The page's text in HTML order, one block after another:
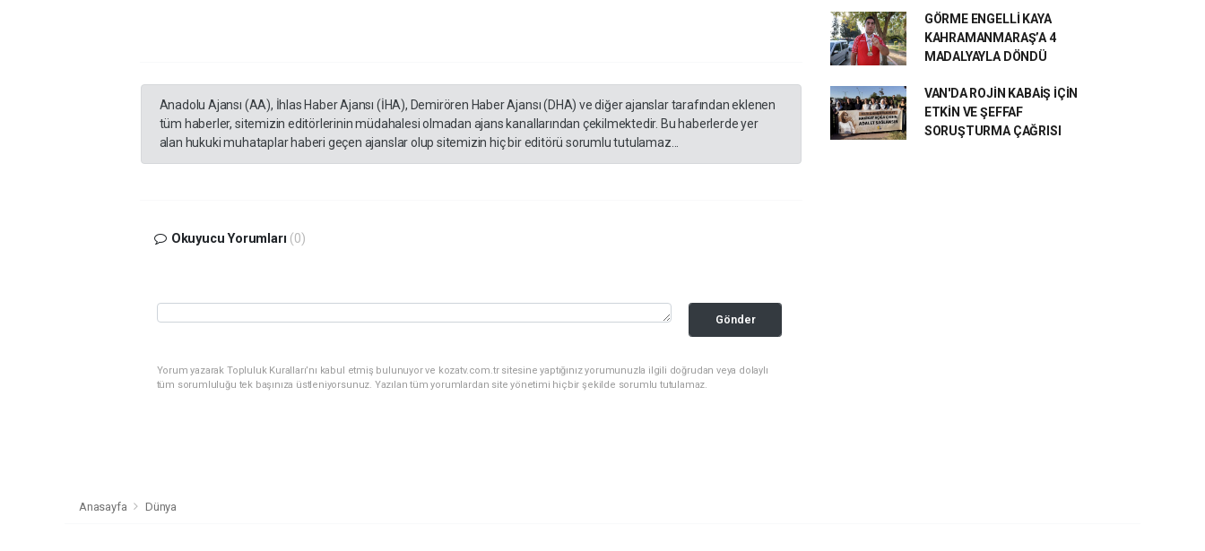
Anadolu Ajansı (AA), İhlas Haber Ajansı (İHA), Demirören Haber Ajansı (DHA) ve diğer ajanslar tarafından eklenen
tüm haberler, sitemizin editörlerinin müdahalesi olmadan ajans kanallarından çekilmektedir. Bu haberlerde yer
alan hukuki muhataplar haberi geçen ajanslar olup sitemizin hiç bir editörü sorumlu tutulamaz...
Okuyucu Yorumları (0)
Gönder
Yorum yazarak Topluluk Kuralları’nı kabul etmiş bulunuyor ve kozatv.com.tr sitesine yaptığınız yorumunuzla ilgili doğrudan veya dolaylı
tüm sorumluluğu tek başınıza üstleniyorsunuz. Yazılan tüm yorumlardan site yönetimi hiçbir şekilde sorumlu tutulamaz.
GÖRME ENGELLİ KAYA
KAHRAMANMARAŞ’A 4
MADALYAYLA DÖNDÜ
VAN'DA ROJİN KABAİŞ İÇİN
ETKİN VE ŞEFFAF
SORUŞTURMA ÇAĞRISI
Anasayfa Dünya